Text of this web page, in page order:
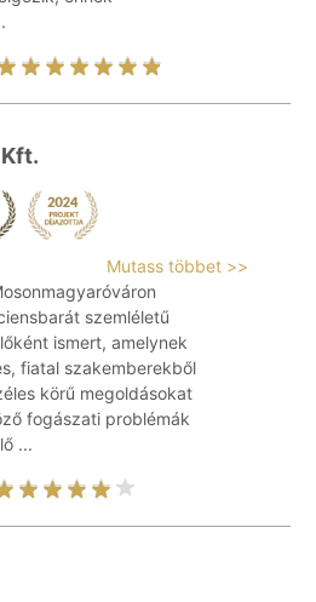
Mutass többet >>
szemléletű
ismert, amelynek
fiatal szakemberekből
körű megoldásokat
fogászati problémák
...